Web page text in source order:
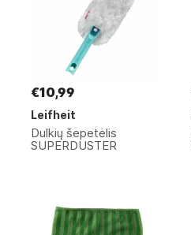
€10,99
Leifheit
Dulkių šepetėlis
SUPERDUSTER